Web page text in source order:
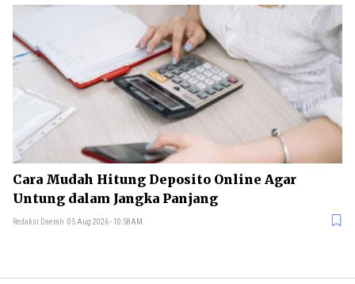
Cara Mudah Hitung Deposito Online Agar
Untung dalam Jangka Panjang
Redaksi Daerah 05 Aug 2026 - 10:58AM